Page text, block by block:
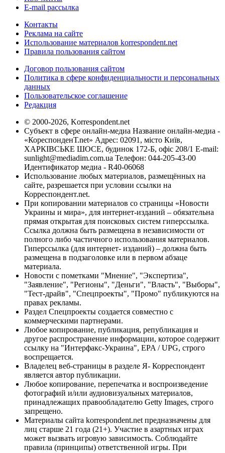
E-mail рассылка
Контакты
Реклама на сайте
Использование материалов korrespondent.net
Правила пользования сайтом
Договор пользования сайтом
Политика в сфере конфиденциальности и персональных
данных
Пользовательское соглашение
Редакция
© 2000-2026, Korrespondent.net
Субъект в сфере онлайн-медиа Название онлайн-медиа -
«КореспонденТ.net» Адрес: 02091, місто Київ,
ХАРКІВСЬКЕ ШОСЕ, будинок 172-Б, офіс 208/1 E-mail:
sunlight@mediadim.com.ua Телефон: 044-205-43-00
Идентификатор медиа - R40-06068
Использование любых материалов, размещённых на
сайте, разрешается при условии ссылки на
Корреспондент.net.
При копировании материалов со страницы «Новости
Украины и мира», для интернет-изданий – обязательна
прямая открытая для поисковых систем гиперссылка.
Ссылка должна быть размещена в независимости от
полного либо частичного использования материалов.
Гиперссылка (для интернет- изданий) – должна быть
размещена в подзаголовке или в первом абзаце
материала.
Новости с пометками "Мнение", "Экспертиза",
"Заявление", "Регионы", "Деньги", "Власть", "Выборы",
"Тест-драйв", "Спецпроекты", "Промо" публикуются на
правах рекламы.
Раздел Спецпроекты создается совместно с
коммерческими партнерами.
Любое копирование, публикация, републикация и
другое распространение информации, которое содержит
ссылку на "Интерфакс-Украина", EPA / UPG, строго
воспрещается.
Владелец веб-страницы в разделе Я- Корреспондент
является автор публикации.
Любое копирование, перепечатка и воспроизведение
фотографий и/или аудиовизуальных материалов,
принадлежащих правообладателю Getty Images, строго
запрещено.
Материалы сайта korrespondent.net предназначены для
лиц старше 21 года (21+). Участие в азартных играх
может вызвать игровую зависимость. Соблюдайте
правила (принципы) ответственной игры. При